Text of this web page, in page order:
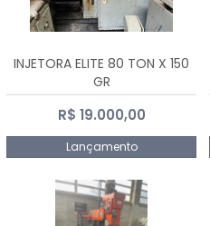
INJETORA ELITE 80 TON X 150
GR
R$ 19.000,00
Lançamento